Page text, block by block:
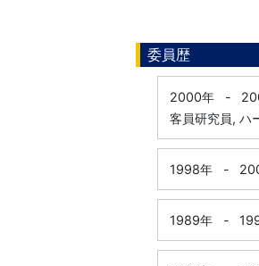
委員歴
2000年 -
客員研究員, ハ
1998年 -
1989年 -